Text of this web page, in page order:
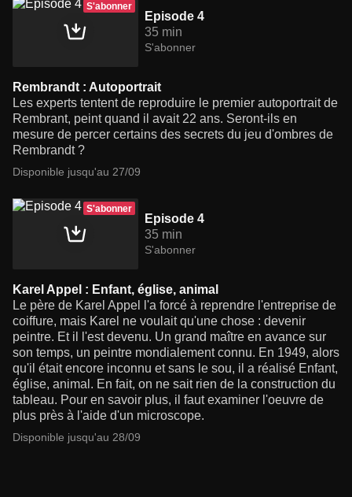
S'abonner
Episode 4
35 min
S'abonner
Rembrandt : Autoportrait
Les experts tentent de reproduire le premier autoportrait de
Rembrant, peint quand il avait 22 ans. Seront-ils en
mesure de percer certains des secrets du jeu d'ombres de
Rembrandt ?
Disponible jusqu'au 27/09
S'abonner
Episode 4
35 min
S'abonner
Karel Appel : Enfant, église, animal
Le père de Karel Appel l'a forcé à reprendre l'entreprise de
coiffure, mais Karel ne voulait qu'une chose : devenir
peintre. Et il l'est devenu. Un grand maître en avance sur
son temps, un peintre mondialement connu. En 1949, alors
qu'il était encore inconnu et sans le sou, il a réalisé Enfant,
église, animal. En fait, on ne sait rien de la construction du
tableau. Pour en savoir plus, il faut examiner l'oeuvre de
plus près à l'aide d'un microscope.
Disponible jusqu'au 28/09